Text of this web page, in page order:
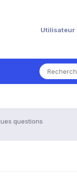
Utilisateur
questions